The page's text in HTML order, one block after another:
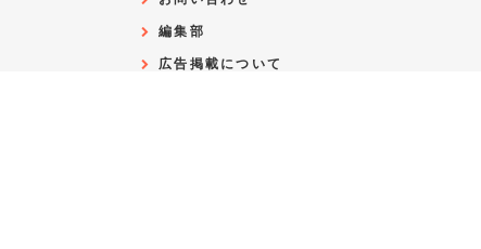
編集部
広告掲載について